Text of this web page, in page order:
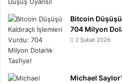
Bitcoin
704 Milyon
2 Şubat 2026
Michael